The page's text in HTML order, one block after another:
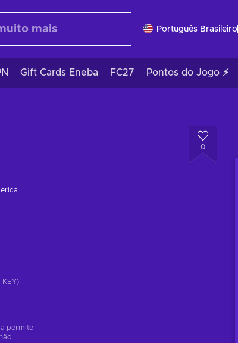
Português Brasileiro
Gift Cards Eneba FC27 Pontos do Jogo ⚡
0
permite